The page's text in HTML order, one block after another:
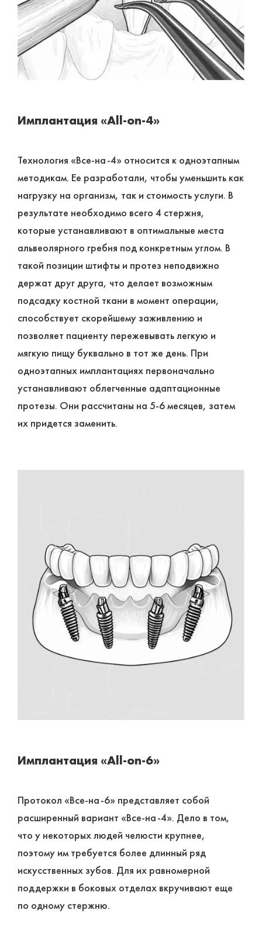
Имплантация «All-on-4»
Технология «Все-на-4» относится к одноэтапным
методикам. Ее разработали, чтобы уменьшить как
нагрузку на организм, так и стоимость услуги. В
результате необходимо всего 4 стержня,
которые устанавливают в оптимальные места
альвеолярного гребня под конкретным углом. В
такой позиции штифты и протез неподвижно
держат друг друга, что делает возможным
подсадку костной ткани в момент операции,
способствует скорейшему заживлению и
позволяет пациенту пережевывать легкую и
мягкую пищу буквально в тот же день. При
одноэтапных имплантациях первоначально
устанавливают облегченные адаптационные
протезы. Они рассчитаны на 5-6 месяцев, затем
их придется заменить.
Имплантация «All-on-6»
Протокол «Все-на-6» представляет собой
расширенный вариант «Все-на-4». Дело в том,
что у некоторых людей челюсти крупнее,
поэтому им требуется более длинный ряд
искусственных зубов. Для их равномерной
поддержки в боковых отделах вкручивают еще
по одному стержню.